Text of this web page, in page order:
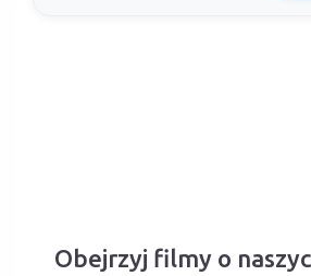
Obejrzyj filmy o